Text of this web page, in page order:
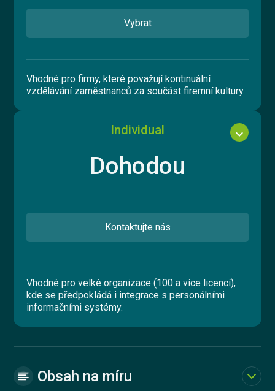
Vybrat
Vhodné pro firmy, které považují kontinuální
vzdělávání zaměstnanců za součást firemní kultury.
Tvorba obsahu
Nákup kurzů z katalogu
Dostupné kurzy
5 kurzů základní sady
15 kurzů rozšířené sady
expand_more
Individual
Dohodou
Kontaktujte nás
Vhodné pro velké organizace (100 a více licencí),
kde se předpokládá i integrace s personálními
informačními systémy.
Funkce
Tvorba obsahu
Obsah na míru